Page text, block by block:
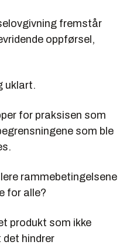
fremstår
oppførsel,
uklart.
for praksisen som
som ble
rammebetingelsene
for alle?
produkt som ikke
det hindrer